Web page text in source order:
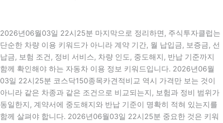
2026년06월03일 22시25분 마지막으로 정리하면, 주식투자클럽는
단순한 차량 이용 키워드가 아니라 계약 기간, 월 납입금, 보증금, 선
납금, 보험 조건, 정비 서비스, 차량 인도, 중도해지, 반납 기준까지
함께 확인해야 하는 자동차 이용 정보 키워드입니다. 2026년06월
03일 22시25분 코스닥150종목카견적비교 역시 가격만 보는 것이
아니라 같은 차종과 같은 조건으로 비교되는지, 보험과 정비 범위가
동일한지, 계약서에 중도해지와 반납 기준이 명확히 적혀 있는지를
함께 살펴야 합니다. 2026년06월03일 22시25분 중요한 것은 키워